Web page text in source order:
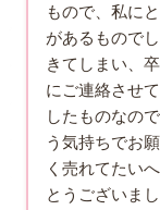
もので、私に
があるもので
きてしまい、
にご連絡させ
したものなの
う気持ちでお
く売れてたい
とうございまし